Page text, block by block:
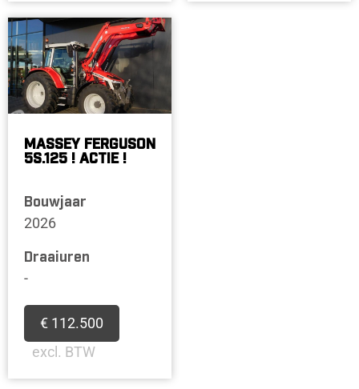
MASSEY FERGUSON
5S.125 ! ACTIE !
Bouwjaar
2026
Draaiuren
-
€ 112.500
excl. BTW